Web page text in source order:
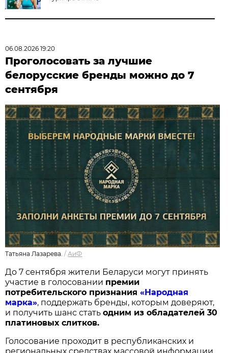
06.08.2026 19:20
Проголосовать за лучшие
белорусские бренды можно до 7
сентября
Татьяна Лазарева. /АиФ
До 7 сентября жители Беларуси могут принять
участие в голосовании премии
потребительского признания«Народная
марка», поддержать бренды, которым доверяют,
и получить шанс статьодним из обладателей 30
платиновых слитков.
Голосование проходит в республиканских и